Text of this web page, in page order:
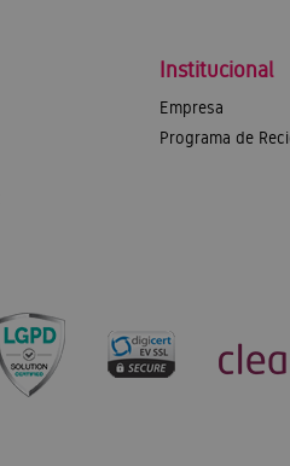
Institucional
Empresa
Programa de